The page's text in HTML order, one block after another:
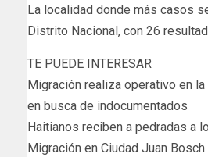
La localidad donde más casos
Distrito Nacional, con 26
TE PUEDE INTERESAR
Migración realiza operativo en
en busca de indocumentados
Haitianos reciben a pedradas a
Migración en Ciudad Juan Bosch